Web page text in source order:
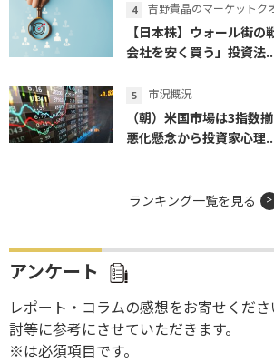
吉野貴晶のマーケットク
【日本株】ウォール街
会社を安く買う」投資法
市況概況
（朝）米国市場は3指
悪化懸念から投資家心理
ランキング一覧を見る
アンケート
レポート・コラムの感想をお寄せくだ
討等に参考にさせていただきます。
※は必須項目です。